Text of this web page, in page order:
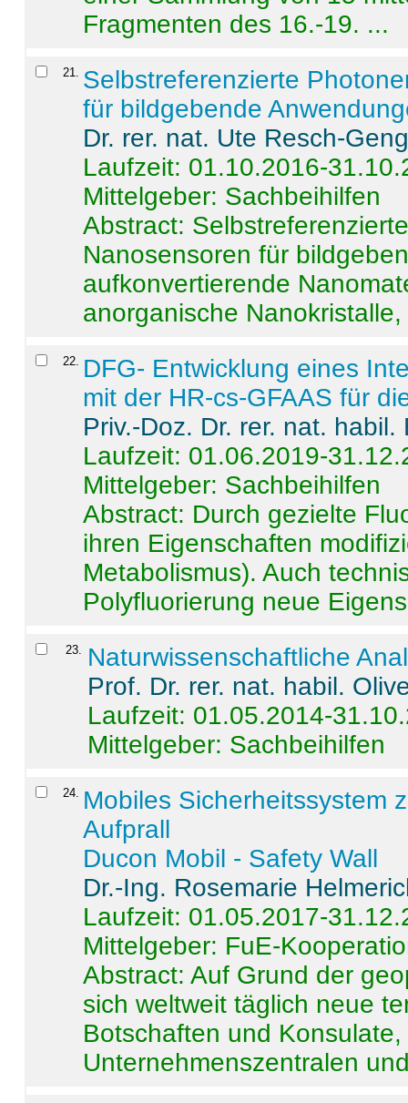
Fragmenten des 16.-19. ...
21
Selbstreferenzierte
für bildgebende
Dr. rer. nat. Ute Resch-
Laufzeit: 01.10.2016-
Mittelgeber: Sachbeihilfen
Abstract:
Nanosensoren für
aufkonvertierende
anorganische
22
DFG- Entwicklung eines
mit der HR-cs-GFAAS für
Priv.-Doz. Dr. rer. nat.
Laufzeit: 01.06.2019-
Mittelgeber: Sachbeihilfen
Abstract: Durch gezielte
ihren Eigenschaften
Metabolismus). Auch
Polyfluorierung neue
23. Naturwissenschaftliche
Prof. Dr. rer. nat. habil.
Laufzeit: 01.05.2014-
Mittelgeber: Sachbeihilfen
24. Mobiles Sicherheitssystem
Aufprall
Ducon Mobil - Safety Wall
Dr.-Ing. Rosemarie
Laufzeit: 01.05.2017-
Mittelgeber: FuE-
Abstract:Auf Grund der
sich weltweit täglich neue
Botschaften und
Unternehmenszentralen